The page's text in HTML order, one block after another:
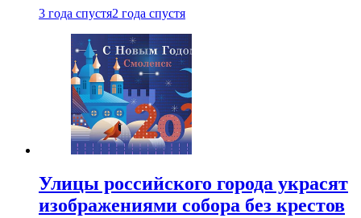
3 года спустя2 года спустя
Улицы российского города украсят
изображениями собора без крестов